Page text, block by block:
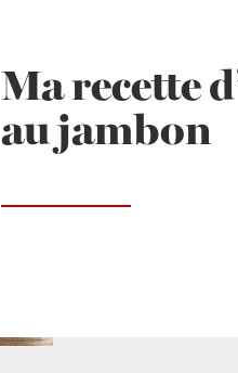
Ma recette
au jambon